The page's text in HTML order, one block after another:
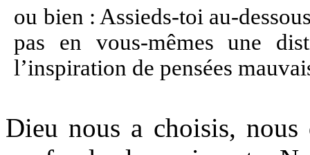
ou bien : Assieds-toi au-
pas en vous-mêmes une
l’inspiration de pensées
Dieu nous a choisis,